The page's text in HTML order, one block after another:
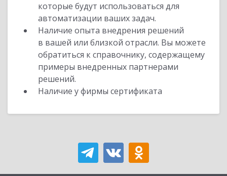
которые будут использоваться для
автоматизации ваших задач.
Наличие опыта внедрения решений
в вашей или близкой отрасли. Вы можете
обратиться к справочнику, содержащему
примеры внедренных партнерами
решений.
Наличие у фирмы сертификата